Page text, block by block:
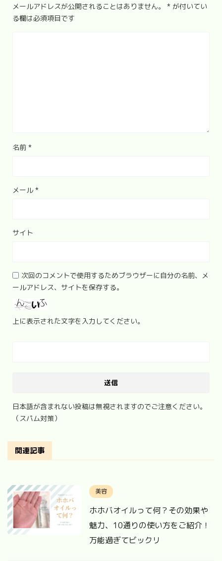
メールアドレスが公開されることはありません。 * が付いてい
る欄は必須項目です
名前 *
メール *
サイト
次回のコメントで使用するためブラウザーに自分の名前、メ
ールアドレス、サイトを保存する。
上に表示された文字を入力してください。
日本語が含まれない投稿は無視されますのでご注意ください。
（スパム対策）
関連記事
美容
ホホバオイルって何？その効果や
魅力、10通りの使い方をご紹介！
万能過ぎてビックリ